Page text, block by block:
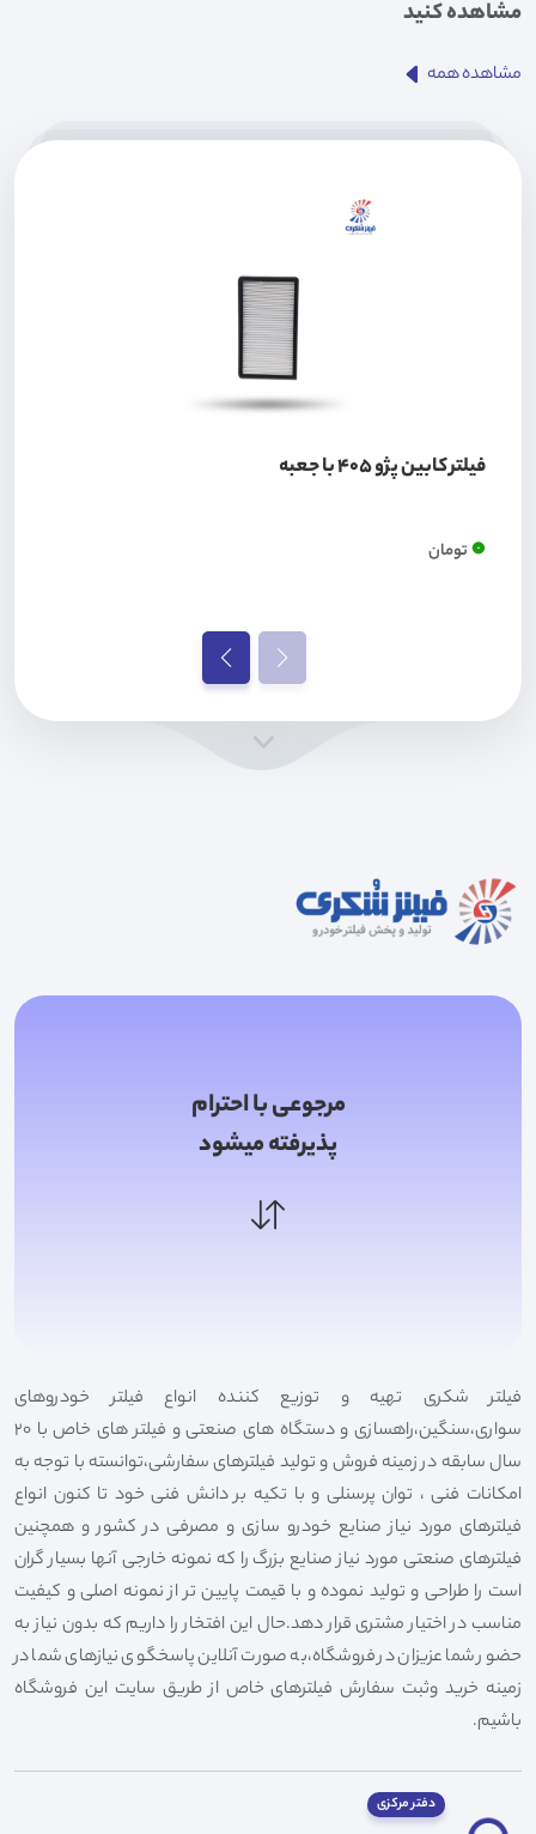
مشاهده کنید
مشاهده همه
فیلتر کابین پژو 405 با جعبه
0تومان
مرجوعی با احترام
پذیرفته میشود
فیلتر شکری تهیه و توزیع کننده انواع فیلتر خودروهای
سواری،سنگین،راهسازی و دستگاه های صنعتی و فیلتر های خاص با 20
سال سابقه در زمینه فروش و تولید فیلترهای سفارشی،توانسته با توجه به
امکانات فنی ، توان پرسنلی و با تکیه بر دانش فنی خود تا کنون انواع
فیلترهای مورد نیاز صنایع خودرو سازی و مصرفی در کشور و همچنین
فیلترهای صنعتی مورد نیاز صنایع بزرگ را که نمونه خارجی آنها بسیار گران
است را طراحی و تولید نموده و با قیمت پایین تر از نمونه اصلی و کیفیت
مناسب در اختیار مشتری قرار دهد.حال این افتخار را داریم که بدون نیاز به
حضور شما عزیزان در فروشگاه،به صورت آنلاین پاسخگوی نیازهای شما در
زمینه خرید وثبت سفارش فیلترهای خاص از طریق سایت این فروشگاه
باشیم.
دفتر مرکزی